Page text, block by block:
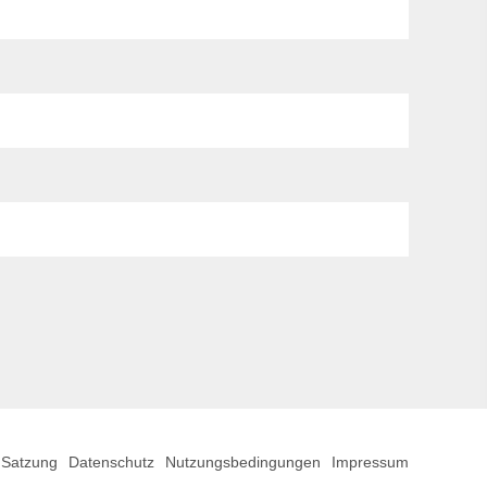
Satzung Datenschutz Nutzungsbedingungen Impressum